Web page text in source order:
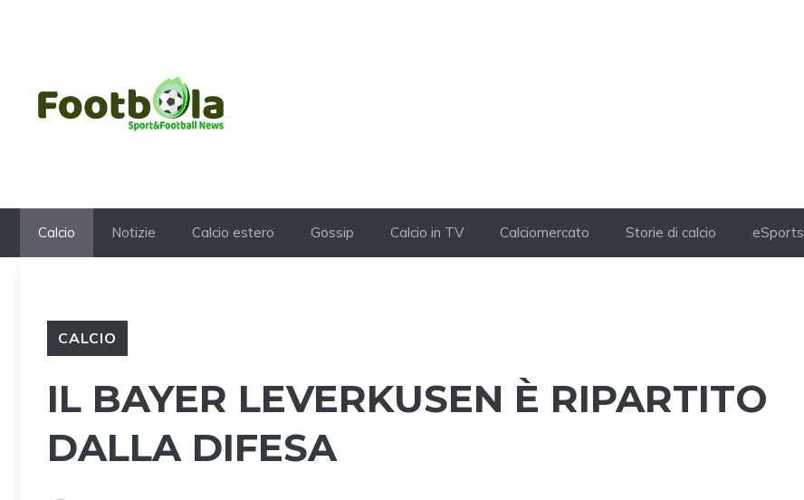
Calcio Notizie Calcio estero Gossip Calcio in TV Calciomercato Storie di calcio eSports
CALCIO
IL BAYER LEVERKUSEN È RIPARTITO
DALLA DIFESA